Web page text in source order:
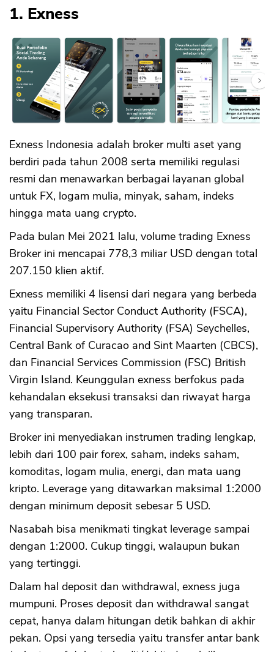
1. Exness
Exness Indonesia adalah broker multi aset yang
berdiri pada tahun 2008 serta memiliki regulasi
resmi dan menawarkan berbagai layanan global
untuk FX, logam mulia, minyak, saham, indeks
hingga mata uang crypto.
Pada bulan Mei 2021 lalu, volume trading Exness
Broker ini mencapai 778,3 miliar USD dengan total
207.150 klien aktif.
Exness memiliki 4 lisensi dari negara yang berbeda
yaitu Financial Sector Conduct Authority (FSCA),
Financial Supervisory Authority (FSA) Seychelles,
Central Bank of Curacao and Sint Maarten (CBCS),
dan Financial Services Commission (FSC) British
Virgin Island. Keunggulan exness berfokus pada
kehandalan eksekusi transaksi dan riwayat harga
yang transparan.
Broker ini menyediakan instrumen trading lengkap,
lebih dari 100 pair forex, saham, indeks saham,
komoditas, logam mulia, energi, dan mata uang
kripto. Leverage yang ditawarkan maksimal 1:2000
dengan minimum deposit sebesar 5 USD.
Nasabah bisa menikmati tingkat leverage sampai
dengan 1:2000. Cukup tinggi, walaupun bukan
yang tertinggi.
Dalam hal deposit dan withdrawal, exness juga
mumpuni. Proses deposit dan withdrawal sangat
cepat, hanya dalam hitungan detik bahkan di akhir
pekan. Opsi yang tersedia yaitu transfer antar bank